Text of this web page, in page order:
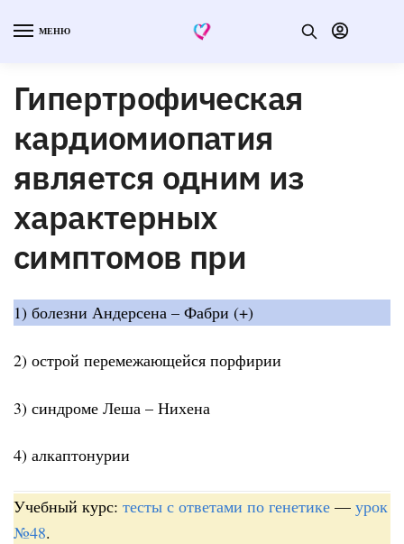
МЕНЮ
Гипертрофическая
кардиомиопатия
является одним из
характерных
симптомов при
1) болезни Андерсена – Фабри (+)
2) острой перемежающейся порфирии
3) синдроме Леша – Нихена
4) алкаптонурии
Учебный курс: тесты с ответами по генетике — урок
№48.